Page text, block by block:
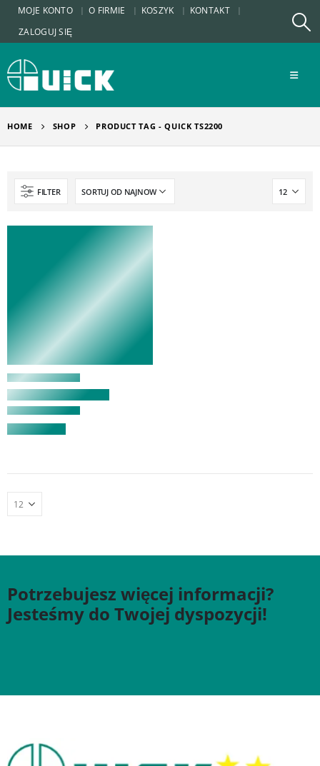
MOJE KONTO O FIRMIE KOSZYK
KONTAKT
ZALOGUJ SIĘ
HOME SHOP PRODUCT TAG -QUICK TS2200
FILTER
Potrzebujesz więcej informacji?
Jesteśmy do Twojej dyspozycji!